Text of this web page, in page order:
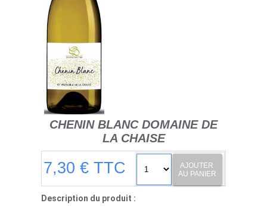
CHENIN BLANC DOMAINE DE
LA CHAISE
7,30 € TTC
AJOUTER
AU PANIER
Description du produit :